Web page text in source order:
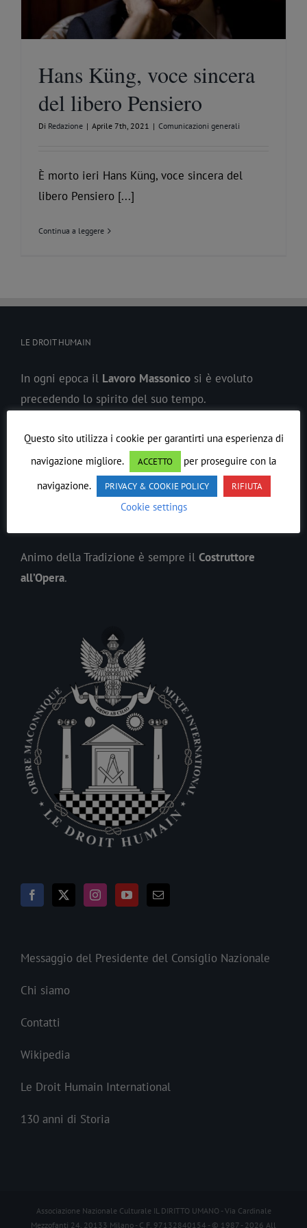
Hans Küng, voce sincera
del libero Pensiero
Di Redazione | Aprile 7th, 2021 | Comunicazioni generali
È morto ieri Hans Küng, voce sincera del
libero Pensiero [...]
Continua a leggere
LE DROIT HUMAIN
In ogni epoca il Lavoro Massonico si è evoluto
precedendo lo spirito del suo tempo.
Ordine Massonico Misto Internazionale di Rito
Scozzese Antico ed Accettato LE DROIT HUMAIN
sorto anticipando le parità civili della donna e
l’internazionalismo umanistico.
Animo della Tradizione è sempre il Costruttore
all’Opera.
Messaggio del Presidente del Consiglio Nazionale
Chi siamo
Contatti
Wikipedia
Le Droit Humain International
130 anni di Storia
Associazione Nazionale Culturale IL DIRITTO UMANO - Via Cardinale
Mezzofanti 24, 20133 Milano - C.F. 97132840154 - © 1987 - 2026 All
Questo sito utilizza i cookie per garantirti una esperienza di
navigazione migliore.
ACCETTO
per proseguire con la
navigazione.
PRIVACY & COOKIE POLICY RIFIUTA
Cookie settings